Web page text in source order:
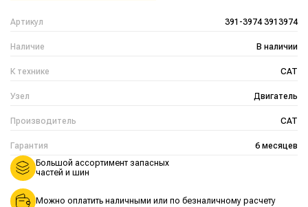
Артикул 391-3974 3913974
Наличие В наличии
К технике CAT
Узел Двигатель
Производитель CAT
Гарантия 6 месяцев
Большой ассортимент запасных
частей и шин
Можно оплатить наличными или по безналичному расчету